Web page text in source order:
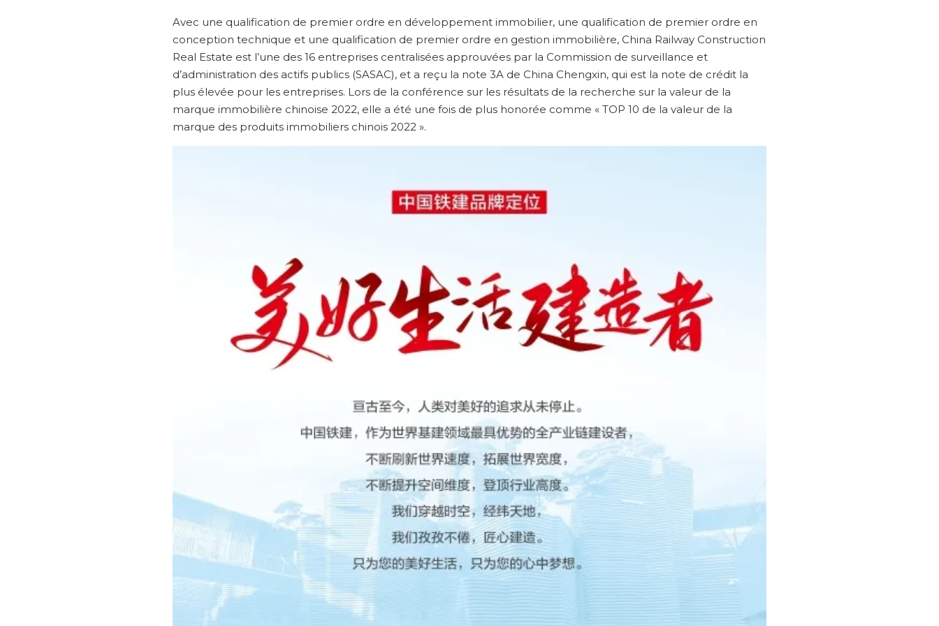
Avec une qualification de premier ordre en développement immobilier, une qualification de premier ordre en
conception technique et une qualification de premier ordre en gestion immobilière, China Railway Construction
Real Estate est l’une des 16 entreprises centralisées approuvées par la Commission de surveillance et
d’administration des actifs publics (SASAC), et a reçu la note 3A de China Chengxin, qui est la note de crédit la
plus élevée pour les entreprises. Lors de la conférence sur les résultats de la recherche sur la valeur de la
marque immobilière chinoise 2022, elle a été une fois de plus honorée comme « TOP 10 de la valeur de la
marque des produits immobiliers chinois 2022 ».